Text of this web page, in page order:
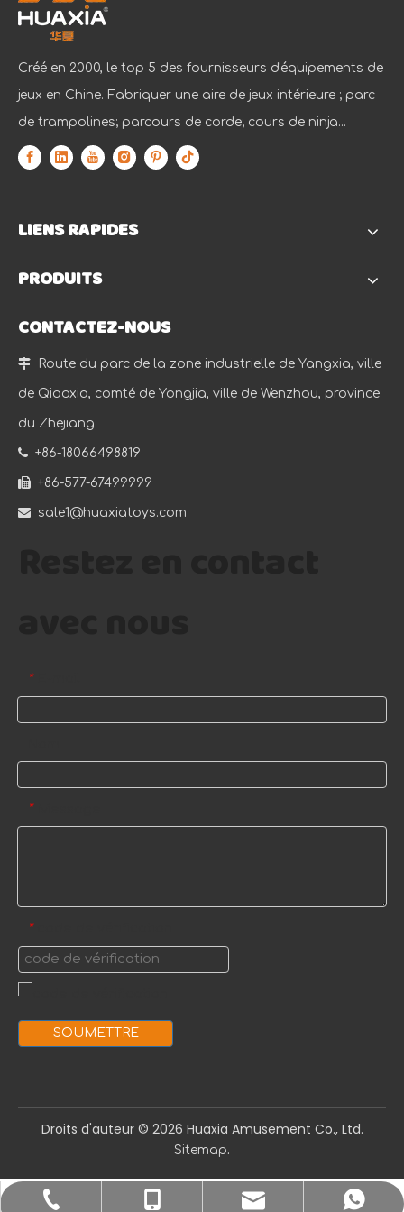
Créé en 2000, le top 5 des fournisseurs d'équipements de
jeux en Chine. Fabriquer une aire de jeux intérieure ; parc
de trampolines; parcours de corde; cours de ninja...
+86-577-67499999
+86-18066498819
sale1@huaxiatoys.com
+8618066498819
LIENS RAPIDES
PRODUITS
CONTACTEZ-NOUS
 Route du parc de la zone industrielle de Yangxia, ville
de Qiaoxia, comté de Yongjia, ville de Wenzhou, province
du Zhejiang
 +86-18066498819
 +86-577-67499999
 sale1@huaxiatoys.com
*
*
*
SOUMETTRE
Droits d'auteur ©️ 2026 Huaxia Amusement Co., Ltd.
Sitemap.